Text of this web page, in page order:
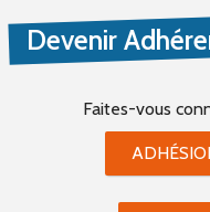
Devenir
Faites-vous